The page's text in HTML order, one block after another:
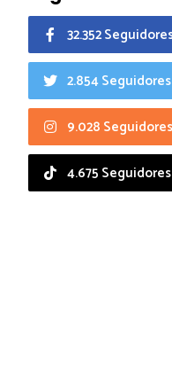
32.352
2.854 Seguidores
9.028 Seguidores
4.675 Seguidores